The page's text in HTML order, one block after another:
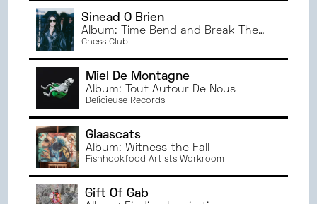
Sinead O Brien
Album: Time Bend and Break The
Bower
Chess Club
Miel De Montagne
Album: Tout Autour De Nous
Delicieuse Records
Glaascats
Album: Witness the Fall
Fishhookfood Artists Workroom
Gift Of Gab